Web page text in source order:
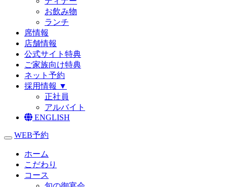
お飲み物
ランチ
席情報
店舗情報
公式サイト特典
ご家族向け特典
ネット予約
採用情報 ▼
正社員
アルバイト
ENGLISH
toggle navigation
WEB予約
ホーム
こだわり
コース